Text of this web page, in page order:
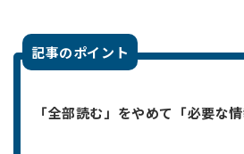
記事のポイント
「全部読む」をやめて「必要な